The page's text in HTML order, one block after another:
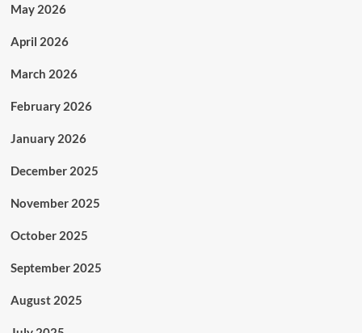
May 2026
April 2026
March 2026
February 2026
January 2026
December 2025
November 2025
October 2025
September 2025
August 2025